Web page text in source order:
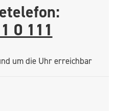
0 111
um die Uhr erreichbar